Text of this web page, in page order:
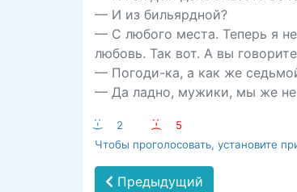
— И из бильярдной?
— С любого места. Теперь я
любовь. Так вот. А вы
— Погоди-ка, а как же
— Да ладно, мужики, мы же не
:-) 2 :-(
5
Чтобы проголосовать, установите
Предыдущий